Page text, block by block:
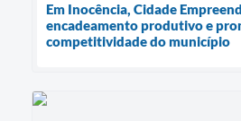
Em Inocência, Cidade
encadeamento produtivo e
competitividade do município